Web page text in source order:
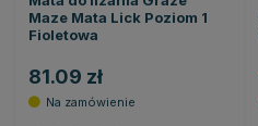
Maze Mata Lick Poziom 1
Fioletowa
81.09 zł